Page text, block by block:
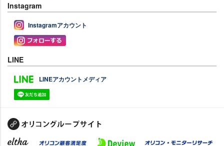
Instagram
Instagramアカウント
LINE
LINEアカウントメディア